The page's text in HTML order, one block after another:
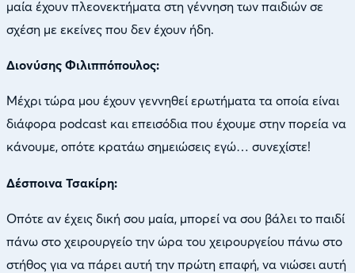
μαία έχουν πλεονεκτήματα στη γέννηση των παιδιών σε
σχέση με εκείνες που δεν έχουν ήδη.
Διονύσης Φιλιππόπουλος:
Μέχρι τώρα μου έχουν γεννηθεί ερωτήματα τα οποία είναι
διάφορα podcast και επεισόδια που έχουμε στην πορεία να
κάνουμε, οπότε κρατάω σημειώσεις εγώ… συνεχίστε!
Δέσποινα Τσακίρη:
Οπότε αν έχεις δική σου μαία, μπορεί να σου βάλει το παιδί
πάνω στο χειρουργείο την ώρα του χειρουργείου πάνω στο
στήθος για να πάρει αυτή την πρώτη επαφή, να νιώσει αυτή